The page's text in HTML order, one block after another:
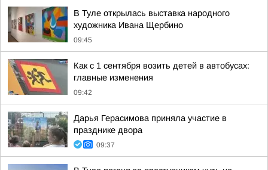
В Туле открылась выставка народного
художника Ивана Щербино
09:45
Как с 1 сентября возить детей в автобусах:
главные изменения
09:42
Дарья Герасимова приняла участие в
празднике двора
09:37